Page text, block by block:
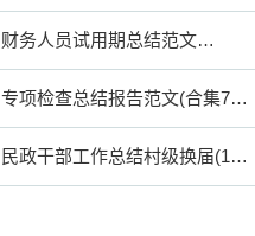
财务人员试用期总结范文…
专项检查总结报告范文(合集7…
民政干部工作总结村级换届(1…